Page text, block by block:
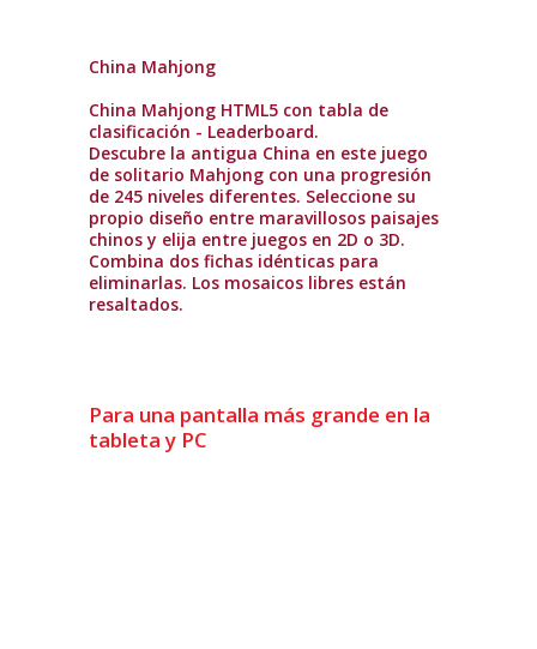
China Mahjong
China Mahjong HTML5 con tabla de
clasificación - Leaderboard.
Descubre la antigua China en este juego
de solitario Mahjong con una progresión
de 245 niveles diferentes. Seleccione su
propio diseño entre maravillosos paisajes
chinos y elija entre juegos en 2D o 3D.
Combina dos fichas idénticas para
eliminarlas. Los mosaicos libres están
resaltados.
Para una pantalla más grande en la
tableta y PC